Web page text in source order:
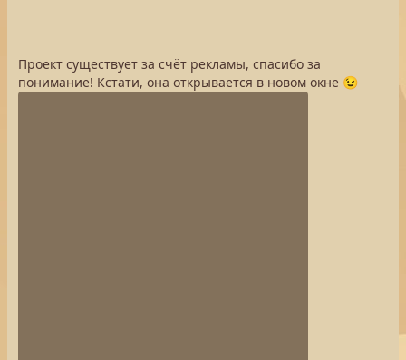
Проект существует за счёт рекламы, спасибо за
понимание! Кстати, она открывается в новом окне 😉